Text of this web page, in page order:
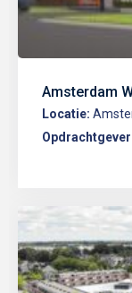
Amsterdam
Locatie: